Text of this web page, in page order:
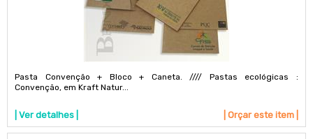
Pasta Convenção + Bloco + Caneta. //// Pastas ecológicas :
Convenção, em Kraft Natur...
| Ver detalhes | | Orçar este item |